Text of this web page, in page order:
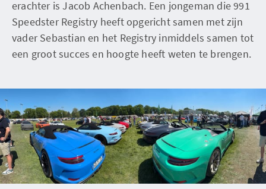
erachter is Jacob Achenbach. Een jongeman die 991
Speedster Registry heeft opgericht samen met zijn
vader Sebastian en het Registry inmiddels samen tot
een groot succes en hoogte heeft weten te brengen.